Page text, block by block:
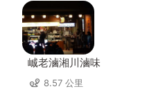
峸老滷湘川滷味
8.57 公里